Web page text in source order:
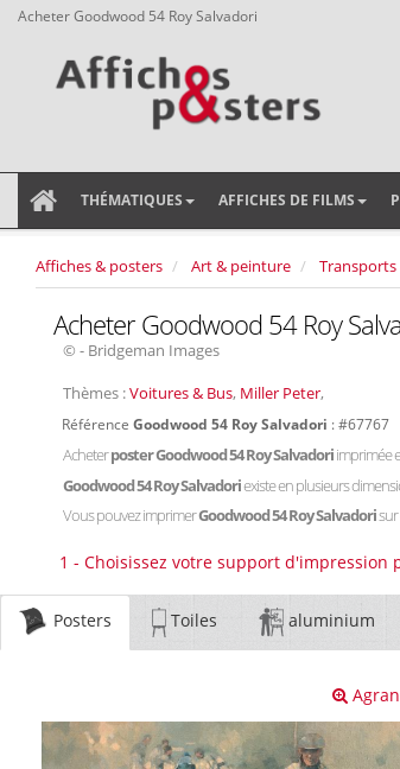
Acheter Goodwood 54 Roy Salvadori
THÉMATIQUES AFFICHES DE FILMS
Affiches & posters Art & peinture Transports
Acheter Goodwood 54 Roy
© - Bridgeman Images
Thèmes :Voitures & Bus, Miller Peter,
Référence Goodwood 54 Roy Salvadori : #67767
Acheterposter Goodwood 54 Roy Salvadoriimprimée
Goodwood 54 Roy Salvadoriexiste en plusieurs
Vous pouvez imprimerGoodwood 54 Roy Salvadorisur
1 - Choisissez votre support d'impression
Posters Toiles aluminium